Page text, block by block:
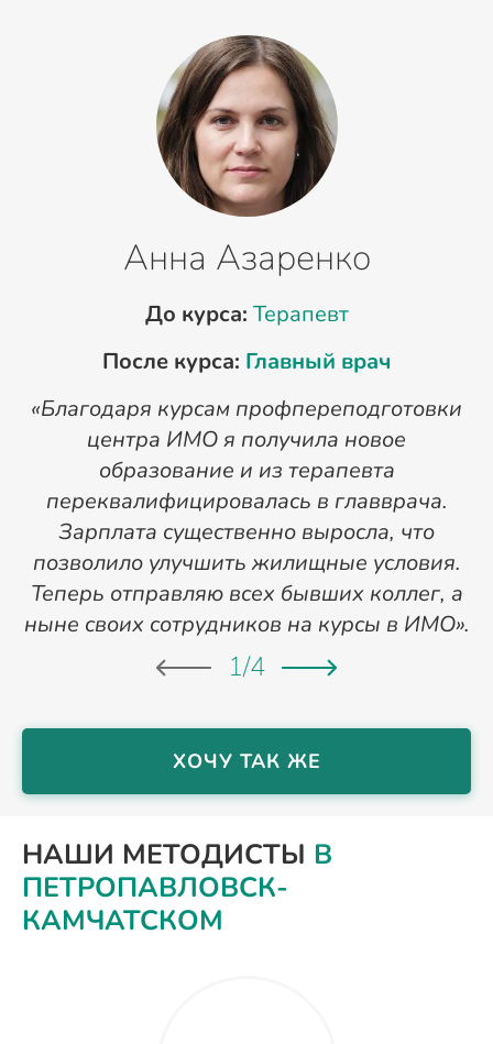
Анна Азаренко
До курса: Терапевт
После курса: Главный врач
«Благодаря курсам профпереподготовки
центра ИМО я получила новое
образование и из терапевта
переквалифицировалась в главврача.
Зарплата существенно выросла, что
позволило улучшить жилищные условия.
Теперь отправляю всех бывших коллег, а
ныне своих сотрудников на курсы в ИМО».
1/4
ХОЧУ ТАК ЖЕ
НАШИ МЕТОДИСТЫ В
ПЕТРОПАВЛОВСК-
КАМЧАТСКОМ